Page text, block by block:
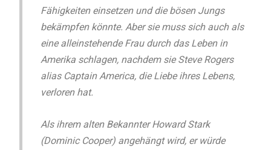
Fähigkeiten einsetzen und die bösen Jungs
bekämpfen könnte. Aber sie muss sich auch als
eine alleinstehende Frau durch das Leben in
Amerika schlagen, nachdem sie Steve Rogers
alias Captain America, die Liebe ihres Lebens,
verloren hat.
Als ihrem alten Bekannter Howard Stark
(Dominic Cooper) angehängt wird, er würde